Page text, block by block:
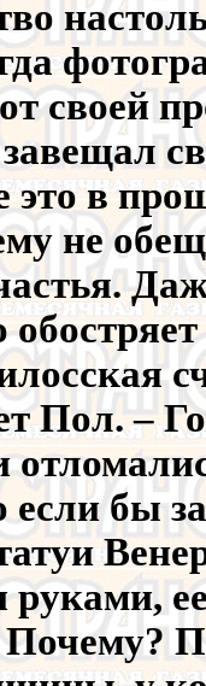
своей
это в
не
Пол. –
если бы